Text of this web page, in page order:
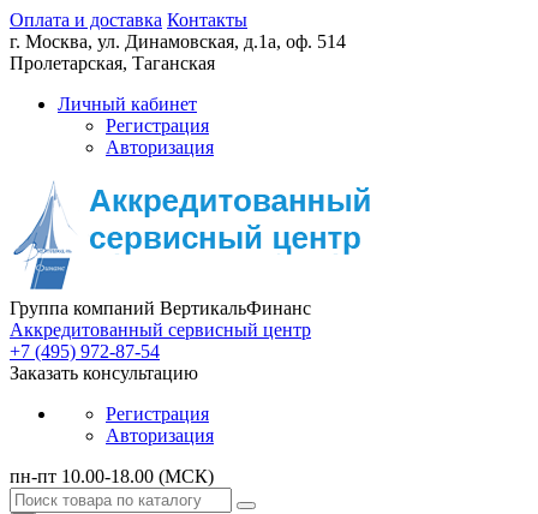
Оплата и доставка Контакты
г. Москва, ул. Динамовская, д.1а, оф. 514
Пролетарская, Таганская
Личный кабинет
Регистрация
Авторизация
Группа компаний ВертикальФинанс
Аккредитованный сервисный центр
+7 (495) 972-87-54
Заказать консультацию
Регистрация
Авторизация
пн-пт 10.00-18.00 (МСК)